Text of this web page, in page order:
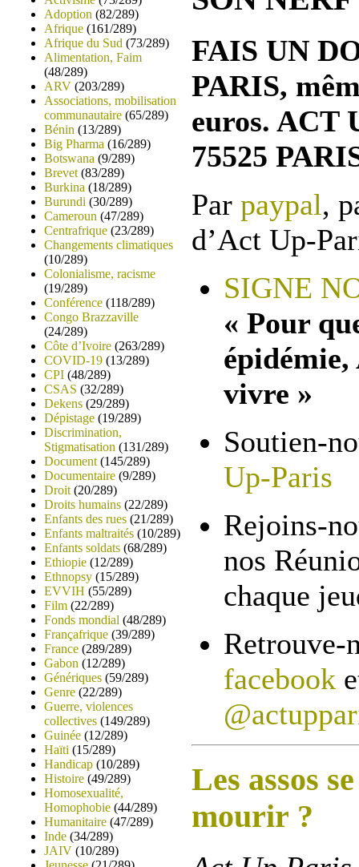
Adoption (82/289)
Afrique (161/289)
Afrique du Sud (73/289)
Alimentation, Faim
(48/289)
ARV (203/289)
Associations, mobilisation
communautaire (65/289)
Bénin (13/289)
Big Pharma (16/289)
Botswana (9/289)
Brevet (83/289)
Burkina (18/289)
Burundi (30/289)
Cameroun (47/289)
Centrafrique (23/289)
Changements climatiques
(10/289)
Colonialisme, racisme
(19/289)
Conférence (118/289)
Congo Brazzaville
(24/289)
Côte d’Ivoire (263/289)
COVID-19 (13/289)
CPI (48/289)
CSAS (32/289)
Dekens (29/289)
Dépistage (19/289)
Discrimination,
Stigmatisation (131/289)
Document (145/289)
Documentaire (9/289)
Droit (20/289)
Droits humains (22/289)
Enfants des rues (21/289)
Enfants maltraités (10/289)
Enfants soldats (68/289)
Ethiopie (12/289)
Ethnopsy (15/289)
EVVIH (55/289)
Film (22/289)
Fonds mondial (48/289)
Françafrique (39/289)
France (289/289)
Gabon (12/289)
Génériques (59/289)
Genre (22/289)
Guerre, violences
collectives (149/289)
Guinée (12/289)
Haïti (15/289)
Handicap (10/289)
Histoire (49/289)
Homosexualité,
Homophobie (44/289)
Humanitaire (47/289)
Inde (34/289)
JAIV (10/289)
FAIS UN
PARIS,
euros. ACT
75525
Par paypal,
d’Act Up-
SIGNE
« Pour
vivre »
Soutien-
Up-Paris
Rejoins-
nos
chaque
Retrouve-
facebook
Les assos
mourir ?